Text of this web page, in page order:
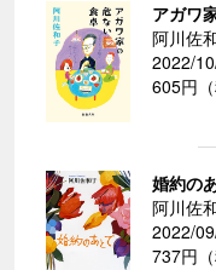
アガワ
阿川佐
2022/
605円（
婚約の
阿川佐
2022/
737円（